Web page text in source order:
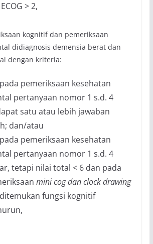
> 2,
kognitif dan pemeriksaan
didiagnosis demensia berat dan
dengan kriteria:
pemeriksaan kesehatan
pertanyaan nomor 1 s.d. 4
satu atau lebih jawaban
dan/atau
pemeriksaan kesehatan
pertanyaan nomor 1 s.d. 4
tetapi nilai total < 6 dan pada
mini cog dan clock drawing
fungsi kognitif